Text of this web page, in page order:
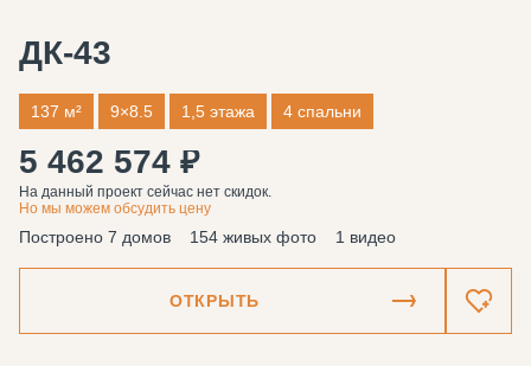
ДК-43
137 м² 9×8.5 1,5 этажа 4 спальни
5 462 574 ₽
На данный проект сейчас нет скидок.
Но мы можем обсудить цену
ОТКРЫТЬ
Построено 7 домов 154 живых фото 1 видео